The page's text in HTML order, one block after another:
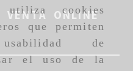
cookies
que permiten
de
el uso de la
VENTA ONLINE